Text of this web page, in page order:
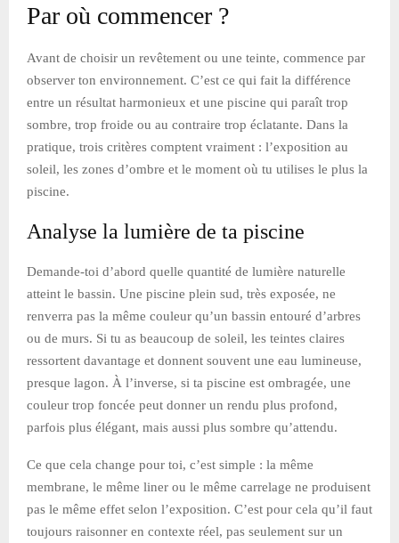
Par où commencer ?
Avant de choisir un revêtement ou une teinte, commence par
observer ton environnement. C’est ce qui fait la différence
entre un résultat harmonieux et une piscine qui paraît trop
sombre, trop froide ou au contraire trop éclatante. Dans la
pratique, trois critères comptent vraiment : l’exposition au
soleil, les zones d’ombre et le moment où tu utilises le plus la
piscine.
Analyse la lumière de ta piscine
Demande-toi d’abord quelle quantité de lumière naturelle
atteint le bassin. Une piscine plein sud, très exposée, ne
renverra pas la même couleur qu’un bassin entouré d’arbres
ou de murs. Si tu as beaucoup de soleil, les teintes claires
ressortent davantage et donnent souvent une eau lumineuse,
presque lagon. À l’inverse, si ta piscine est ombragée, une
couleur trop foncée peut donner un rendu plus profond,
parfois plus élégant, mais aussi plus sombre qu’attendu.
Ce que cela change pour toi, c’est simple : la même
membrane, le même liner ou le même carrelage ne produisent
pas le même effet selon l’exposition. C’est pour cela qu’il faut
toujours raisonner en contexte réel, pas seulement sur un